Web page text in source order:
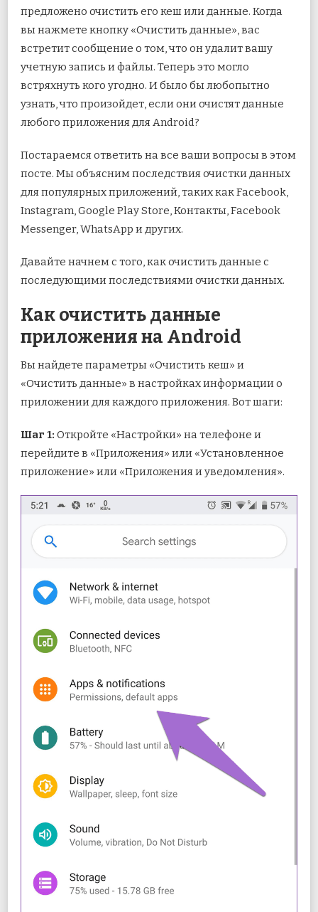
ПРИЛОЖЕНИЯ
ДЛЯ
ОБЪЯСНЕНИЕ
ПОПУЛЯРНЫХ
предложено очистить его кеш или данные. Когда
вы нажмете кнопку «Очистить данные», вас
встретит сообщение о том, что он удалит вашу
учетную запись и файлы. Теперь это могло
встряхнуть кого угодно. И было бы любопытно
узнать, что произойдет, если они очистят данные
любого приложения для Android?
Постараемся ответить на все ваши вопросы в этом
посте. Мы объясним последствия очистки данных
для популярных приложений, таких как Facebook,
Instagram, Google Play Store, Контакты, Facebook
Messenger, WhatsApp и других.
Давайте начнем с того, как очистить данные с
последующими последствиями очистки данных.
Как очистить данные
приложения на Android
Вы найдете параметры «Очистить кеш» и
«Очистить данные» в настройках информации о
приложении для каждого приложения. Вот шаги:
Шаг 1: Откройте «Настройки» на телефоне и
перейдите в «Приложения» или «Установленное
приложение» или «Приложения и уведомления».